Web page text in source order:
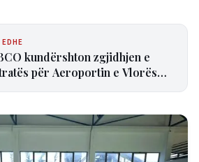
kundërshton zgjidhjen e
për Aeroportin e Vlorës